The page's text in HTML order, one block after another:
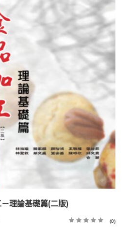
理論基礎篇(二版)
(0)